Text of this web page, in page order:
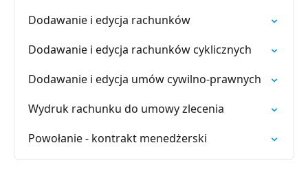
Dodawanie i edycja rachunków
Dodawanie i edycja rachunków cyklicznych
Dodawanie i edycja umów cywilno-prawnych
Wydruk rachunku do umowy zlecenia
Powołanie - kontrakt menedżerski